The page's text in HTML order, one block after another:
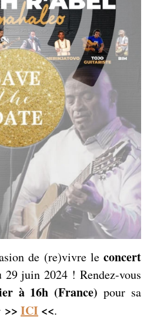
de (re)vivre le concert
juin 2024 ! Rendez-vous
à 16h (France) pour sa
>> ICI <<.